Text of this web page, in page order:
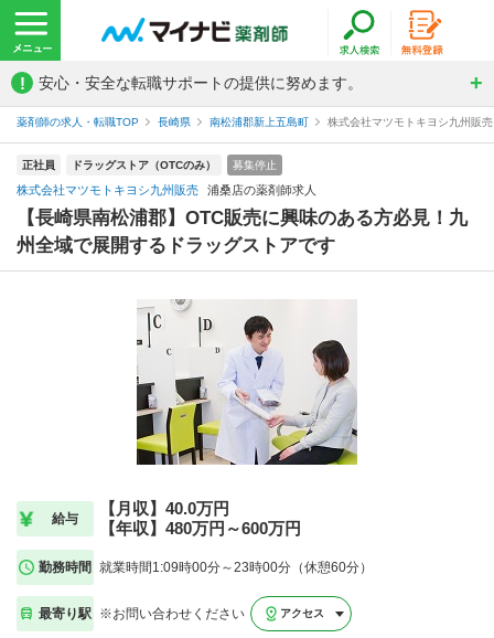
! 安心・安全な転職サポートの提供に努めます。
薬剤師の求人・転職TOP 長崎県 南松浦郡新上五島町 株式会社マツモトキヨシ九州販
正社員 ドラッグストア（OTCのみ） 募集停止
株式会社マツモトキヨシ九州販売 浦桑店の薬剤師求人
【長崎県南松浦郡】OTC販売に興味のある方必見！九
州全域で展開するドラッグストアです
給与
【月収】40.0万円
【年収】480万円～600万円
勤務時間 就業時間1:09時00分～23時00分（休憩60分）
最寄り駅 ※お問い合わせください アクセス